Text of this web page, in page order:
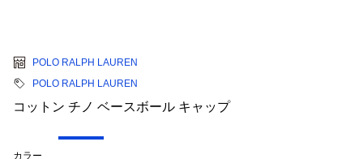
POLO RALPH LAUREN
POLO RALPH LAUREN
コットン チノ ベースボール キャップ
カラー